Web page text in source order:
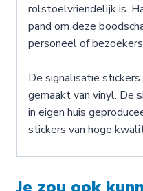
rolstoelvriendelijk is.
pand om deze
personeel of
De signalisatie
gemaakt van vinyl. De
in eigen huis
stickers van hoge